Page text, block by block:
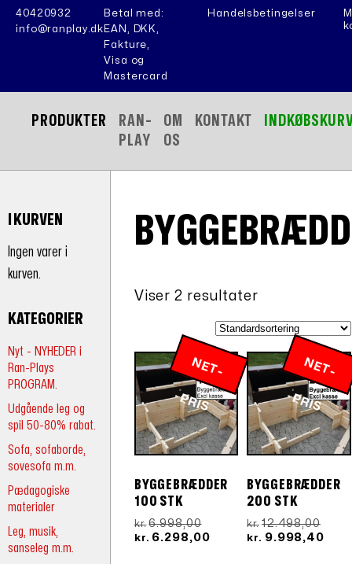
40420932
info@ranplay.dk
Betal med:
EAN, DKK,
Fakture,
Visa og
Mastercard
Handelsbetingelser
PRODUKTER
RAN-
PLAY
OM
OS
KONTAKT
I KURVEN
Ingen varer i
kurven.
KATEGORIER
Nyt - NYHEDER i
Ran-Plays
PROGRAM.
Udgående leg og
spil 50-80% rabat.
Sofa, sofaborde,
sovesofa m.m.
Pædagogiske
materialer
Leg, musik,
sanseleg m.m.
Viser 2 resultater
N
E
T
-
P
R
IS
BYGGEBRÆDDER
100 STK
kr. 6.998,00Den
oprindelige
kr. 6.298,00Den
N
E
T
-
P
R
IS
BYGGEBRÆDDER
200 STK
kr. 12.498,00Den
kr. 9.998,40